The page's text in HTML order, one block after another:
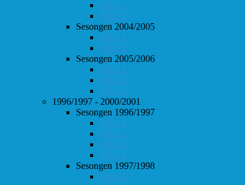
Follo 2
Follo 3
Sesongen 2004/2005
Follo 1
Follo 2
Sesongen 2005/2006
Follo 1
Follo 2
Follo 3
1996/1997 - 2000/2001
Sesongen 1996/1997
Follo 1
Follo 2
Follo 3
Follo 4
Sesongen 1997/1998
Follo 1